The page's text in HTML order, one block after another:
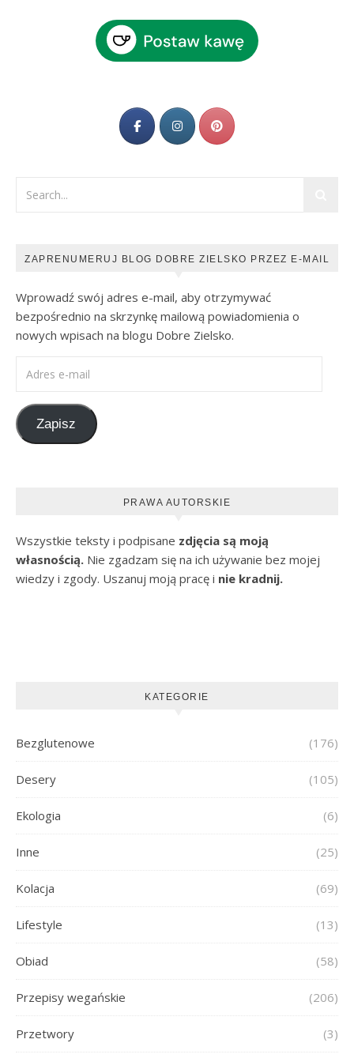
ZAPRENUMERUJ BLOG DOBRE ZIELSKO PRZEZ E-MAIL
Wprowadź swój adres e-mail, aby otrzymywać
bezpośrednio na skrzynkę mailową powiadomienia o
nowych wpisach na blogu Dobre Zielsko.
Zapisz
PRAWA AUTORSKIE
Wszystkie teksty i podpisane zdjęcia są moją
własnością. Nie zgadzam się na ich używanie bez mojej
wiedzy i zgody. Uszanuj moją pracę i nie kradnij.
KATEGORIE
Bezglutenowe (176)
Desery (105)
Ekologia (6)
Inne (25)
Kolacja (69)
Lifestyle (13)
Obiad (58)
Przepisy wegańskie (206)
Przetwory (3)